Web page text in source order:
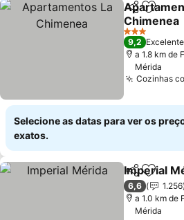
Partilhar
Chimenea
Ver preços
3 Estrelas
9,2 Excelente
a 1.8 km de
Mérida
Cozinhas
Selecione as datas para ver os
exatos.
Partilhar
Imperial
6,6
1.256
a 1.0 km de
Mérida